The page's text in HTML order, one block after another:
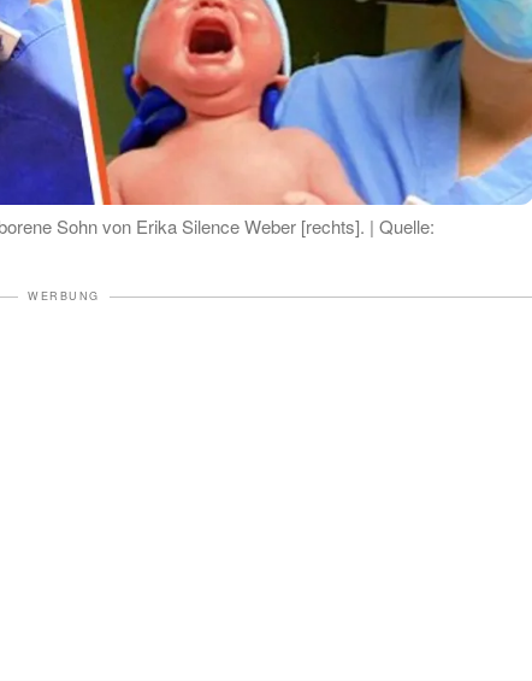
Sohn von Erika Silence Weber [rechts]. | Quelle:
WERBUNG